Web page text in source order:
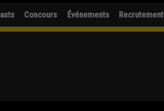
Concours Événements Recrutement